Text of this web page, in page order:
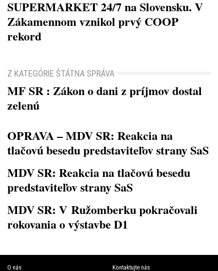
SUPERMARKET 24/7 na Slovensku. V
Zákamennom vznikol prvý COOP
rekord
Z KATEGÓRIE ŠTÁTNA SPRÁVA
MF SR : Zákon o dani z príjmov dostal
zelenú
OPRAVA – MDV SR: Reakcia na
tlačovú besedu predstaviteľov strany SaS
MDV SR: Reakcia na tlačovú besedu
predstaviteľov strany SaS
MDV SR: V Ružomberku pokračovali
rokovania o výstavbe D1
O nás Kontaktujte nás